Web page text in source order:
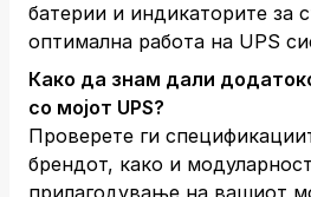
батерии и индикаторите за
оптимална работа на UPS
Како да знам дали
со мојот UPS?
Проверете ги
брендот, како и
прилагодување на вашиот